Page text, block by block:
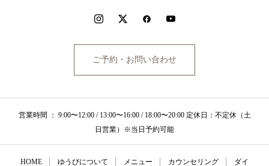
ご予約・お問い合わせ
営業時間 ： 9:00〜12:00 / 13:00〜16:00 / 18:00〜20:00 定休日：不定休（土
日営業）※当日予約可能
HOME ゆうびについて メニュー カウンセリング ダイ